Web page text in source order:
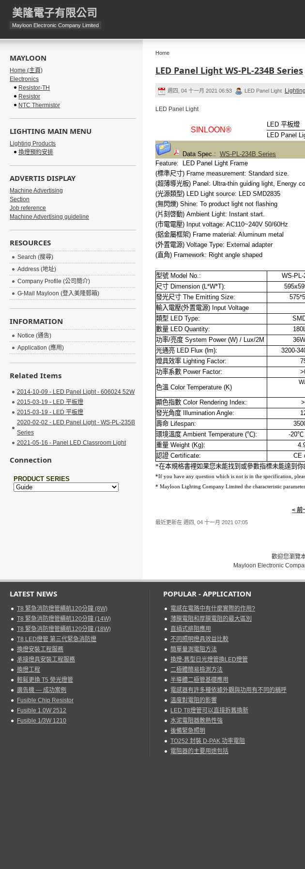
美隆電子有限公司
Mayloon Electronic Company Limited
Home
LED Panel Light WS-PL-234B Series
週四, 04 十一月 2021 06:53 LED Panel Light Lighting
LED Panel Light
SINLOON®
LED 平板燈
LED Panel
Data Spec.: WS-PL-234B Series
Feature: LED Panel Light Frame
(標準尺寸) Frame measurement: Standard size.
(超薄導光板) Panel: Ultra-thin guiding light, Energy
(光源類型) LED Light source: LED SMD2835
(無閃爍) Shine: To product light not flashing
(片刻啓動) Ambient Light: Instant start.
(市電電壓) Input voltage: AC110~240V 50/60Hz
(鋁金屬框架) Frame material: Aluminum metal
(外置電源) Voltage Type: External adapter
(直角) Framework: Right angle shaped
型號 Model No.: WS-PL-
尺寸 Dimension (L*W*T):
發光尺寸 The Emitting Size:
輸入電壓(外置電源) Input Voltage
類型 LED Type:
數量 LED Quantity:
功率/亮度 System Power (W) / Lux/2M
光通亮 LED Flux (lm):
3200-
燈具效率 Lighting Factor:
功率系數 Power Factor:
色溫 Color Temperature (K)
顯色指數 Color Rendering Index:
發光角度 Illumination Angle:
壽命 Lifespan:
環境溫度 Ambient Temperature (℃):
-20℃
重量 Weight (Kg):
認證 Certificate:
CE
*在本規格書裡如果您未能找到或參數指標未能達到
*If you have any question which is not is in the specification,
* Mayloon Lighting Company Limited the characteristic
< 前
最近更新在 週四, 04 十一月 2021 07:05
歡迎您瀏覽
Mayloon Electronic
MAYLOON
Home (主頁)
Electronics
Resistor-TH
Resistor
NTC Thermistor
LIGHTING MAIN MENU
Lighting Products
換燈預約安排
ADVERTIS DISPLAY
Machine Advertising
Section
Job reference
Machine Advertising guideline
RESOURCES
Search (搜尋)
Address (地址)
Company Profile (公司簡介)
G-Mail Mayloon (登入美隆郵箱)
INFORMATION
Notice (通告)
Application (應用)
Related Items
2014-10-09 - LED Panel Light - 606024 52W
2015-03-19 - LED 平板燈
2015-03-19 - LED 平板燈
2020-02-02 - LED Panel Light - WS-PL-235B
Series
2021-05-16 - Panel LED Classroom Light
Connection
LATEST NEWS
T8 緊急消防燈管續航120分鐘 (8W)
T8 緊急消防燈管續航120分鐘 (14W)
T8 緊急消防燈管續航120分鐘 (18W)
T8 LED燈管 第三代緊急消防燈
換燈安裝工程服務
承接燈具安裝工程服務
換燈工程
輕鬆更換 T5 熒光燈管
廣告機 — 成功案例
Fusible Chip Resistor
Fusible 1.0W 2512
Fusible 1/3W 1210
POPULAR - APPLICATION
電感在電路中有什麼實際的作用?
薄膜電阻和厚膜電阻的最大區別
直插式排阻應用
不同照明燈具效益比較
簡單量測電阻方法
換燈-舊型日光燈管換LED燈管
二極體簡易檢測方法
半導體二極管基礎應用
電感器有許多種依據外觀與功用有不同的稱呼
溫度對電阻的影響
LED T8燈管可以直接拆舊換新
水泥電阻器散熱性強
後備緊急照明
TO252 封裝 D-PAK 功率電阻
電阻器的主要用途包括